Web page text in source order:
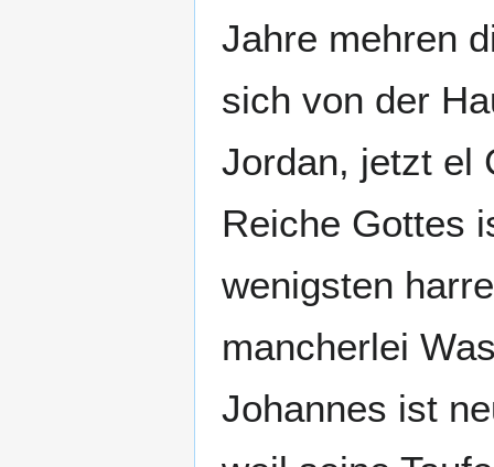
Jahre mehren
sich von der
Jordan, jetzt el
Reiche Gottes
wenigsten
mancherlei
Johannes ist